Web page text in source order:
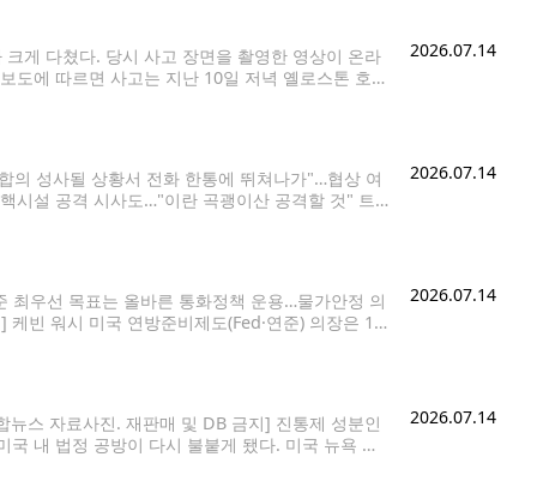
게 다쳤다. 당시 사고 장면을 촬영한 영상이 온라
도에 따르면 사고는 지난 10일 저녁 옐로스톤 호수
2026.07.14
의 성사될 상황서 전화 한통에 뛰쳐나가"…협상 여
시설 공격 시사도…"이란 곡괭이산 공격할 것" 트
2026.07.14
최우선 목표는 올바른 통화정책 운용…물가안정 의
빈 워시 미국 연방준비제도(Fed·연준) 의장은 14
2026.07.14
스 자료사진. 재판매 및 DB 금지] 진통제 성분인
내 법정 공방이 다시 불붙게 됐다. 미국 뉴욕 소
2026.07.14